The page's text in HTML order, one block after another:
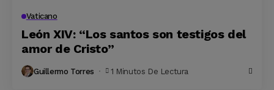
Vaticano
León XIV: “Los santos son testigos del
amor de Cristo”
Guillermo Torres 1 Minutos De Lectura